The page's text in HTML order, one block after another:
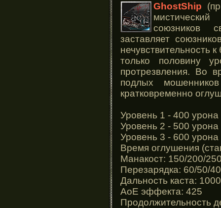
GhostShip
союзников
заставляет
нечувствительность
только половину
протрезвления. Во
подлых
кратковременно
Уровень 1 - 400
Уровень 2 - 500
Уровень 3 - 600
Время оглушения
Манакост: 150/200/
Перезарядка: 60/50/
Дальность каста: 1000
АоЕ эффекта: 425
Продолжительность